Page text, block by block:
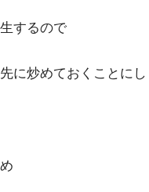
するので
に炒めておくことに